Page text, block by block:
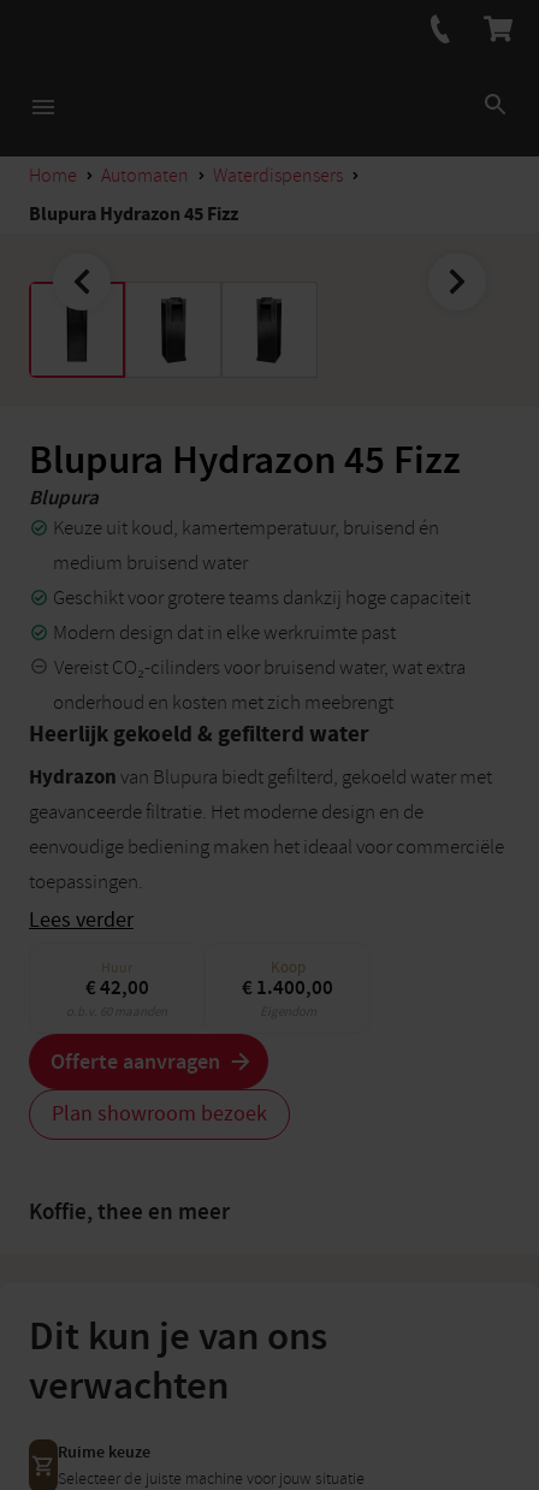
Home Automaten Waterdispensers
Blupura Hydrazon 45 Fizz
Blupura Hydrazon 45 Fizz
Blupura
Keuze uit koud, kamertemperatuur, bruisend én
medium bruisend water
Geschikt voor grotere teams dankzij hoge capaciteit
Modern design dat in elke werkruimte past
Vereist CO₂-cilinders voor bruisend water, wat extra
onderhoud en kosten met zich meebrengt
Heerlijk gekoeld & gefilterd water
Hydrazonvan Blupura biedt gefilterd, gekoeld water met
geavanceerde filtratie. Het moderne design en de
eenvoudige bediening maken het ideaal voor commerciële
toepassingen.
Lees verder
Huur
€ 42,00
Koop
€ 1.400,00
Offerte aanvragen
Plan showroom bezoek
Koffie, thee en meer
Dit kun je van ons
verwachten
Ruime keuze
Selecteer de juiste machine voor jouw situatie